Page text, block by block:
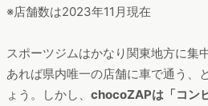
※店舗数は2023年11月現在
スポーツジムはかなり関東地方に集
あれば県内唯一の店舗に車で通う、
ょう。しかし、 chocoZAPは「コン